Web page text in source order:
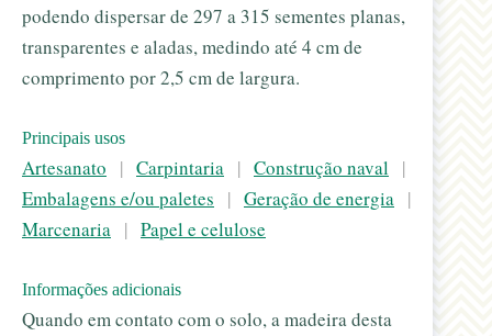
podendo dispersar de 297 a 315 sementes planas,
transparentes e aladas, medindo até 4 cm de
comprimento por 2,5 cm de largura.
Principais usos
Artesanato | Carpintaria | Construção naval |
Embalagens e/ou paletes
| Geração de energia |
Marcenaria | Papel e celulose
Informações adicionais
Quando em contato com o solo, a madeira desta